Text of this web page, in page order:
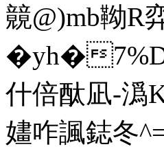
竸@)mb靿R
�yh�
什倍酞凪-潙
嫿咋諷鋕冬